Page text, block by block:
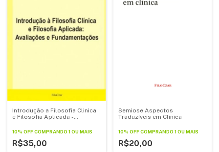
Introdução a Filosofia Clinica
e Filosofia Aplicada -
10% OFFCOMPRANDO 1 OU MAIS
R$35,00
Semiose Aspectos
Traduzíveis em Clinica
10% OFF COMPRANDO 1 OU MAIS
R$20,00